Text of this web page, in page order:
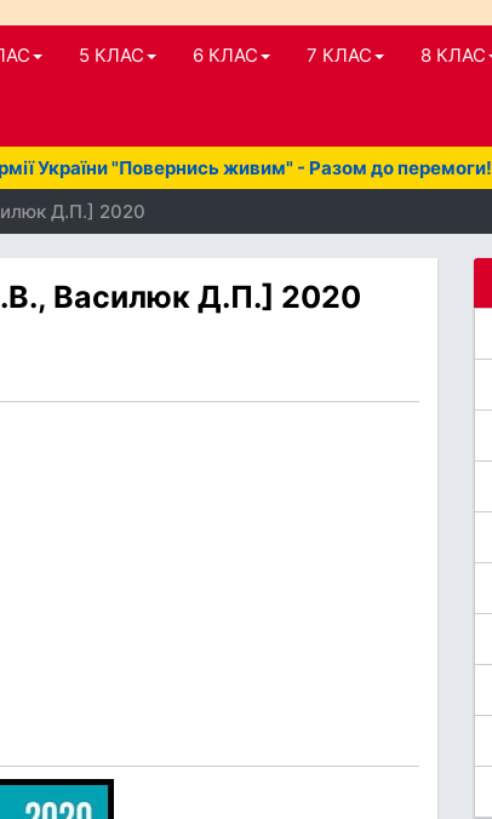
5 КЛАС 6 КЛАС 7 КЛАС 8 КЛАС
України "Повернись живим" - Разом до перемоги!
Д.П.] 2020
Василюк Д.П.] 2020